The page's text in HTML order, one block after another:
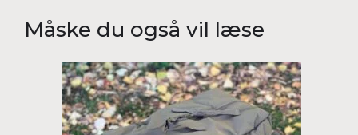
Måske du også vil læse